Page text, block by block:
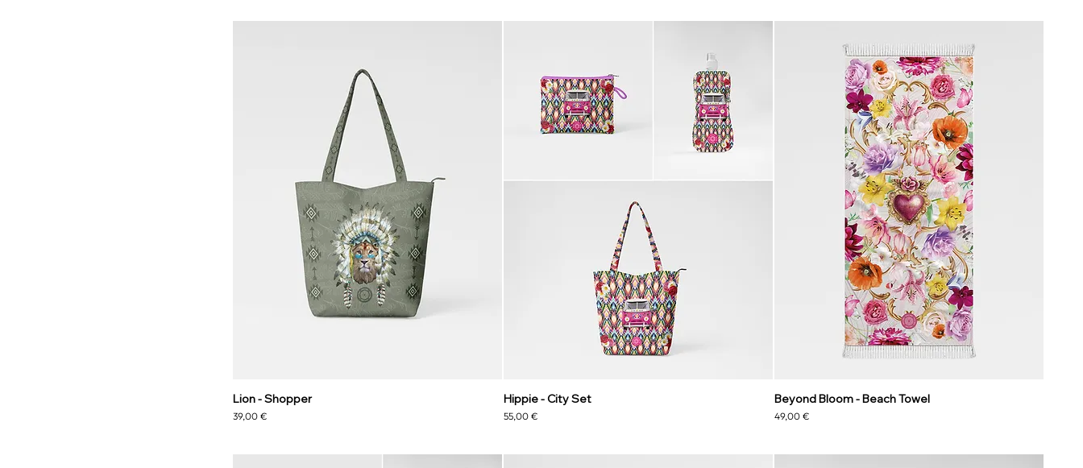
Lion - Shopper
Preis
39,00 €
Hippie - City Set
Preis
55,00 €
Beyond Bloom - Beach Towel
Preis
49,00 €